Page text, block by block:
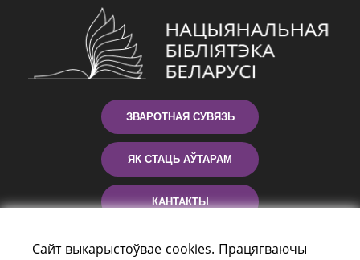
ЗВАРОТНАЯ СУВЯЗЬ
ЯК СТАЦЬ АЎТАРАМ
КАНТАКТЫ
ДАПАМОГА
Сайт выкарыстоўвае cookies. Працягваючы